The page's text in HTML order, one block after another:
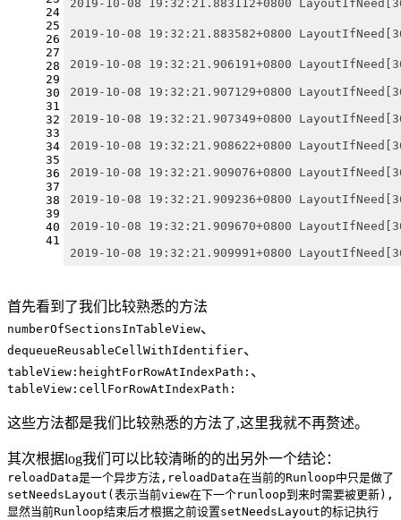
24
25
26
27
28
29
30
31
32
33
34
35
36
37
38
39
40
41
2019-10-08 19:32:21.883112+0800
2019-10-08 19:32:21.883582+0800
2019-10-08 19:32:21.906191+0800
2019-10-08 19:32:21.907129+0800
2019-10-08 19:32:21.907349+0800
2019-10-08 19:32:21.908622+0800
2019-10-08 19:32:21.909076+0800
2019-10-08 19:32:21.909236+0800
2019-10-08 19:32:21.909670+0800
2019-10-08 19:32:21.909991+0800
首先看到了我们比较熟悉的方法
numberOfSectionsInTableView、
dequeueReusableCellWithIdentifier、
tableView:heightForRowAtIndexPath: 、
tableView:cellForRowAtIndexPath:
这些方法都是我们比较熟悉的方法了,这里我就不再赘述。
其次根据log我们可以比较清晰的的出另外一个结论：
reloadData是一个异步方法,reloadData在当前的Runloop中只是做了
setNeedsLayout(表示当前view在下一个runloop到来时需要被更新),
显然当前Runloop结束后才根据之前设置setNeedsLayout的标记执行